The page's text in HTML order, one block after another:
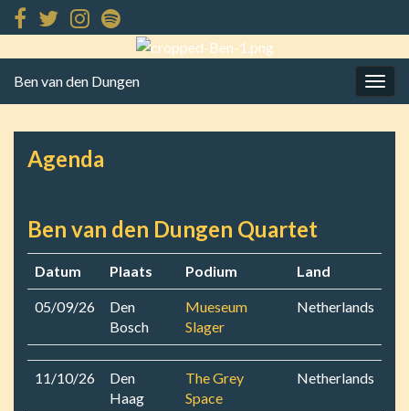
Ben van den Dungen
Agenda
Ben van den Dungen Quartet
Datum Plaats Podium Land
05/09/26
Den
Bosch
Mueseum
Slager
Netherlands
11/10/26
Den
Haag
The Grey
Space
Netherlands